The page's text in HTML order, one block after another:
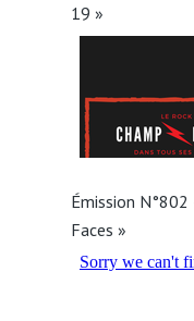
19 »
Émission N°802
Faces »